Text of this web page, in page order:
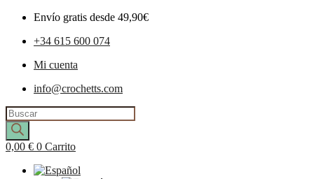
Envío gratis desde 49,90€
+34 615 600 074
Mi cuenta
info@crochetts.com
Búsqueda
de
productos
0,00 € 0 Carrito